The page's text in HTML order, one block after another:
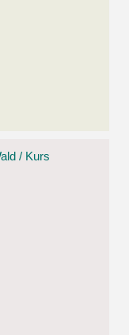
/ Kurs